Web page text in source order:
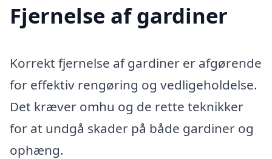
Fjernelse af gardiner
Korrekt fjernelse af gardiner er afgørende
for effektiv rengøring og vedligeholdelse.
Det kræver omhu og de rette teknikker
for at undgå skader på både gardiner og
ophæng.